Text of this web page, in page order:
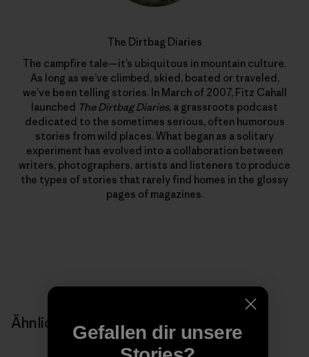
The Dirtbag Diaries
The campfire tale—it’s ubiquitous in mountain culture.
As long as we’ve climbed, skied, boated or traveled,
we’ve been telling stories. In March of 2007, Fitz Cahall
launched The Dirtbag Diaries, a grassroots podcast
dedicated to the sometimes serious, often humorous
stories from wild places. What began as a solitary
experiment has evolved into a collaboration between
writers, photographers, artists and listeners to produce
the types of stories that rarely find homes in the glossy
pages of magazines.
Ähnliche StorysGefallen dir unsere